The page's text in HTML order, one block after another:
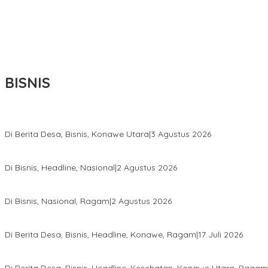
BISNIS
Di Berita Desa, Bisnis, Konawe Utara|3 Agustus 2026
Di Bisnis, Headline, Nasional|2 Agustus 2026
Di Bisnis, Nasional, Ragam|2 Agustus 2026
Di Berita Desa, Bisnis, Headline, Konawe, Ragam|17 Juli 2026